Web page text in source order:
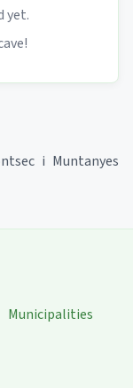
yet.
i Muntanyes
Municipalities